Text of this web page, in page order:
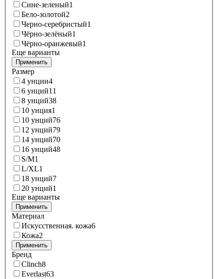
Сине-зеленый1
Бело-золотой2
Черно-серебристый1
Чёрно-зелёный1
Чёрно-оранжевый1
Еще варианты
Применить
Размер
4 унции4
6 унций11
8 унций38
10 унция1
10 унций76
12 унций79
14 унций70
16 унций48
S/M1
L/XL1
18 унций7
20 унций1
Еще варианты
Применить
Материал
Искусственная. кожа6
Кожа2
Применить
Бренд
Clinch8
Everlast63